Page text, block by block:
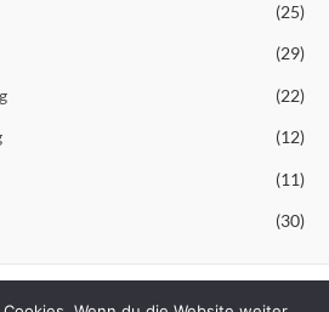
(25)
(29)
(22)
(12)
(11)
(30)